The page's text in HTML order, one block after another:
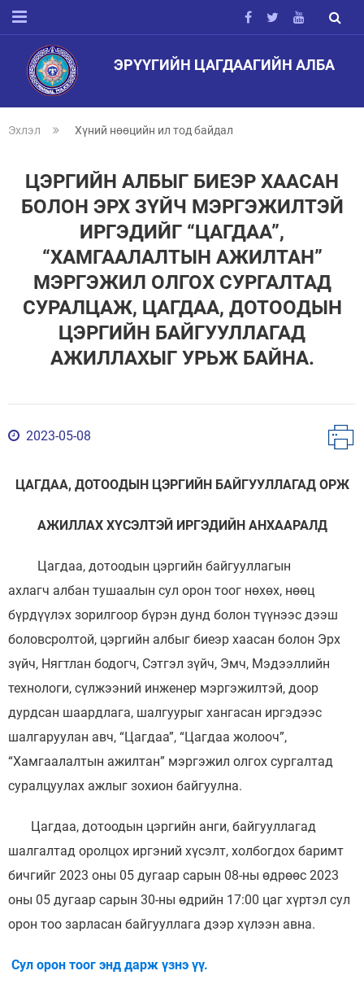
ЭРҮҮГИЙН ЦАГДААГИЙН АЛБА
Эхлэл Хүний нөөцийн ил тод байдал
ЦЭРГИЙН АЛБЫГ БИЕЭР ХААСАН
БОЛОН ЭРХ ЗҮЙЧ МЭРГЭЖИЛТЭЙ
ИРГЭДИЙГ “ЦАГДАА”,
“ХАМГААЛАЛТЫН АЖИЛТАН”
МЭРГЭЖИЛ ОЛГОХ СУРГАЛТАД
СУРАЛЦАЖ, ЦАГДАА, ДОТООДЫН
ЦЭРГИЙН БАЙГУУЛЛАГАД
АЖИЛЛАХЫГ УРЬЖ БАЙНА.
2023-05-08
ЦАГДАА, ДОТООДЫН ЦЭРГИЙН БАЙГУУЛЛАГАД ОРЖ
АЖИЛЛАХ ХҮСЭЛТЭЙ ИРГЭДИЙН АНХААРАЛД
Цагдаа, дотоодын цэргийн байгууллагын
ахлагч албан тушаалын сул орон тоог нөхөх, нөөц
бүрдүүлэх зорилгоор бүрэн дунд болон түүнээс дээш
боловсролтой, цэргийн албыг биеэр хаасан болон Эрх
зүйч, Нягтлан бодогч, Сэтгэл зүйч, Эмч, Мэдээллийн
технологи, сүлжээний инженер мэргэжилтэй, доор
дурдсан шаардлага, шалгуурыг хангасан иргэдээс
шалгаруулан авч, “Цагдаа”, “Цагдаа жолооч”,
“Хамгаалалтын ажилтан” мэргэжил олгох сургалтад
суралцуулах ажлыг зохион байгуулна.
Цагдаа, дотоодын цэргийн анги, байгууллагад
шалгалтад оролцох иргэний хүсэлт, холбогдох баримт
бичгийг 2023 оны 05 дугаар сарын 08-ны өдрөөс 2023
оны 05 дугаар сарын 30-ны өдрийн 17:00 цаг хүртэл сул
орон тоо зарласан байгууллага дээр хүлээн авна.
Сул орон тоог энд дарж үзнэ үү.